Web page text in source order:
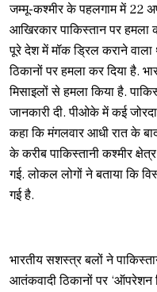
जम्मू-कश्मीर के पहलगाम में 22
आखिरकार पाकिस्तान पर हमला
पूरे देश में मॉक ड्रिल कराने
ठिकानों पर हमला कर दिया है.
मिसाइलों से हमला किया है.
जानकारी दी. पीओके में कई
कहा कि मंगलवार आधी रात के
के करीब पाकिस्तानी कश्मीर
गई. लोकल लोगों ने बताया कि
गई है.
भारतीय सशस्त्र बलों ने
आतंकवादी ठिकानों पर